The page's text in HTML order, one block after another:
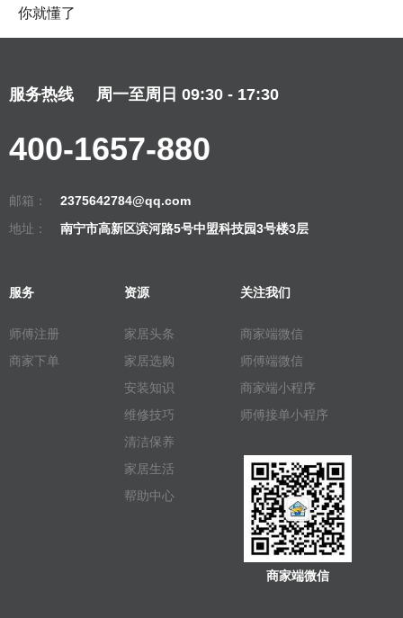
你就懂了
服务热线 周一至周日 09:30 - 17:30
400-1657-880
邮箱：
2375642784@qq.com
地址：
南宁市高新区滨河路5号中盟科技园3号楼3层
服务
师傅注册
商家下单
资源
家居头条
家居选购
安装知识
维修技巧
清洁保养
家居生活
帮助中心
关注我们
商家端微信
师傅端微信
商家端小程序
师傅接单小程序
商家端微信